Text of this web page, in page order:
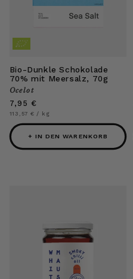
Bio-Dunkle Schokolade
70% mit Meersalz, 70g
Anbieter:
Ocelot
Normaler
Preis
7,95 €
Grundpreis
113,57 € / pro
kg
+ IN DEN WARENKORB